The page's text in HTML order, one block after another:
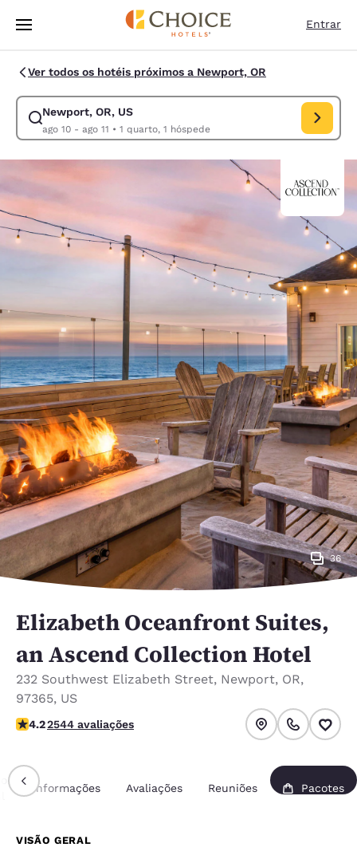
Pular Para Conteúdo Principal
Entrar
Ver todos os hotéis próximos a Newport, OR
Newport, OR, US
ago 10 - ago 11 • 1 quarto, 1 hóspede
Modificar pesquisa para Newport, OR, US. Data de check-in ago 10,
36
Elizabeth Oceanfront Suites,
an Ascend Collection Hotel
232 Southwest Elizabeth Street, Newport, OR,
97365, US
classificação 4.19 estrelas. Muito bom.
4.22544 avaliações
Informações Avaliações Reuniões Pacotes
VISÃO GERAL